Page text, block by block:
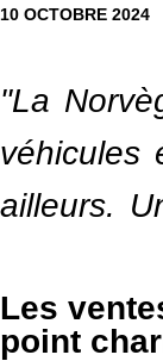
10 OCTOBRE 2024
"La
véhicules
ailleurs.
Les
point